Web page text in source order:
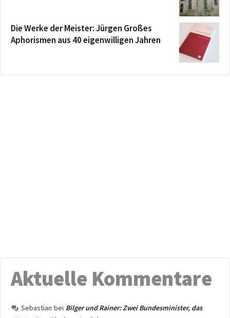
Die Werke der Meister: Jürgen Großes
Aphorismen aus 40 eigenwilligen Jahren
Aktuelle Kommentare
Sebastian bei Bilger und Rainer: Zwei Bundesminister, das